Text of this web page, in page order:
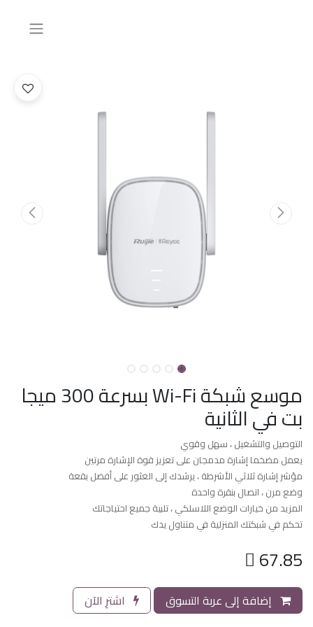
موسع شبكة Wi-Fi بسرعة 300 ميجا
بت في الثانية
التوصيل والتشغيل ، سهل وقوي
يعمل مضخما إشارة مدمجان على تعزيز قوة الإشارة مرتين
مؤشر إشارة ثلاثي الأشرطة ، يرشدك إلى العثور على أفضل بقعة
وضع مرن ، اتصال بنقرة واحدة
المزيد من خيارات الوضع اللاسلكي ، تلبية جميع احتياجاتك
تحكم في شبكتك المنزلية في متناول يدك
67.85
إضافة إلى عربة التسوق
اشترِ الآن